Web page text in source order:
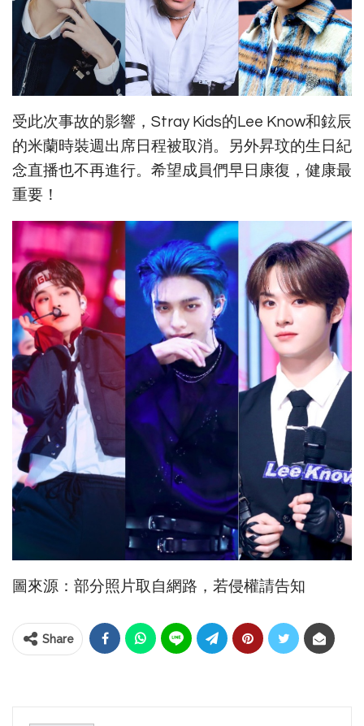
受此次事故的影響，Stray Kids的Lee Know和鉉辰
的米蘭時裝週出席日程被取消。另外昇玟的生日紀
念直播也不再進行。希望成員們早日康復，健康最
重要！
圖來源：部分照片取自網路，若侵權請告知
Share